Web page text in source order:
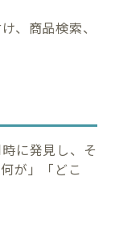
、商品検索、
に発見し、そ
が」「どこ